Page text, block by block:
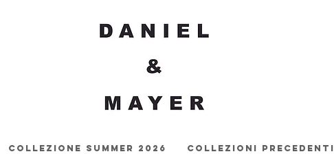
Collezione Summer 2026 Collezioni Precedenti